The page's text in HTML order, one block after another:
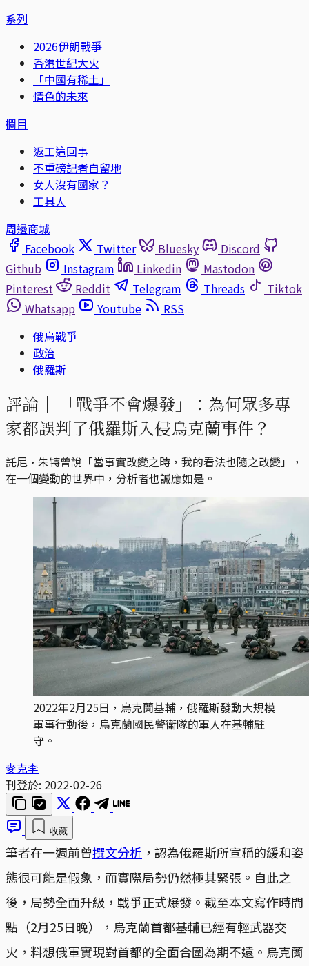
系列
2026伊朗戰爭
香港世紀大火
「中國有稀土」
情色的未來
欄目
返工這回事
不重磅記者自留地
女人沒有國家？
工具人
周邊商城
Facebook
Twitter Bluesky
Discord
Github
Instagram Linkedin
Mastodon
Pinterest
Reddit Telegram Threads
Tiktok
Whatsapp
Youtube
RSS
俄烏戰爭
政治
俄羅斯
評論｜
「戰爭不會爆發」：為何眾多專
家都誤判了俄羅斯入侵烏克蘭事件？
託尼·朱特曾說「當事實改變之時，我的看法也隨之改變」，
在一個變動的世界中，分析者也誠應如是。
2022年2月25日，烏克蘭基輔，俄羅斯發動大規模
軍事行動後，烏克蘭國民警衛隊的軍人在基輔駐
守。
麥克李
刊登於: 2022-02-26
收藏
筆者在一週前曾撰文分析 ，認為俄羅斯所宣稱的緩和姿
態很可能是假象，而實際局勢仍然極其緊張。自此之
後，局勢全面升級，戰爭正式爆發。截至本文寫作時間
點（2月25日晚），烏克蘭首都基輔已經有輕武器交
火，料想俄軍實現對首都的全面合圍為期不遠。烏克蘭